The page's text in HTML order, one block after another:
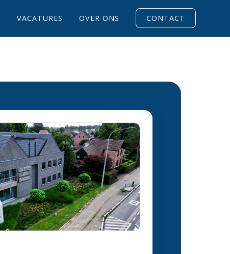
VACATURES OVER ONS CONTACT